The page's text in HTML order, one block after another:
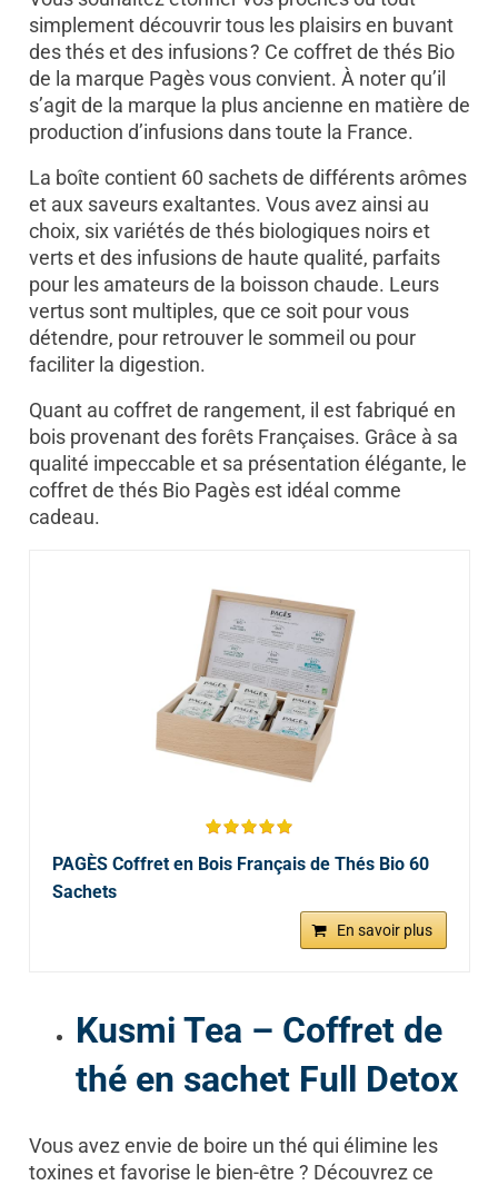
simplement découvrir tous les plaisirs en buvant
des thés et des infusions ? Ce coffret de thés Bio
de la marque Pagès vous convient. À noter qu’il
s’agit de la marque la plus ancienne en matière de
production d’infusions dans toute la France.
La boîte contient 60 sachets de différents arômes
et aux saveurs exaltantes. Vous avez ainsi au
choix, six variétés de thés biologiques noirs et
verts et des infusions de haute qualité, parfaits
pour les amateurs de la boisson chaude. Leurs
vertus sont multiples, que ce soit pour vous
détendre, pour retrouver le sommeil ou pour
faciliter la digestion.
Quant au coffret de rangement, il est fabriqué en
bois provenant des forêts Françaises. Grâce à sa
qualité impeccable et sa présentation élégante, le
coffret de thés Bio Pagès est idéal comme
cadeau.
PAGÈS Coffret en Bois Français de Thés Bio 60
Sachets
En savoir plus
Kusmi Tea – Coffret de
thé en sachet Full Detox
Vous avez envie de boire un thé qui élimine les
toxines et favorise le bien-être ? Découvrez ce